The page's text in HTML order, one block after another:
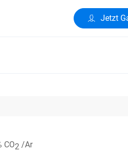
Jetzt
CO2 /Ar